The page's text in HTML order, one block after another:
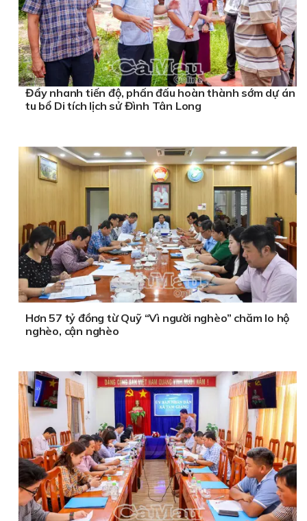
Đẩy nhanh tiến độ, phấn đấu hoàn thành sớm dự án
tu bổ Di tích lịch sử Đình Tân Long
Hơn 57 tỷ đồng từ Quỹ “Vì người nghèo” chăm lo hộ
nghèo, cận nghèo